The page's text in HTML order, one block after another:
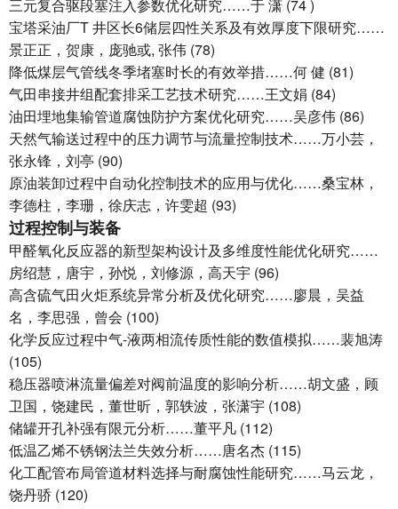
三元复合驱段塞注入参数优化研究……于 潇 (74 )
宝塔采油厂T 井区长6储层四性关系及有效厚度下限研究……
景正正，贺康，庞驰或, 张伟 (78)
降低煤层气管线冬季堵塞时长的有效举措……何 健 (81)
气田串接井组配套排采工艺技术研究……王文娟 (84)
油田埋地集输管道腐蚀防护方案优化研究……吴彦伟 (86)
天然气输送过程中的压力调节与流量控制技术……万小芸，
张永锋，刘亭 (90)
原油装卸过程中自动化控制技术的应用与优化……桑宝林，
李德柱，李珊，徐庆志，许雯超 (93)
过程控制与装备
甲醛氧化反应器的新型架构设计及多维度性能优化研究……
房绍慧，唐宇，孙悦，刘修源，高天宇 (96)
高含硫气田火炬系统异常分析及优化研究……廖晨，吴益
名，李思强，曾会 (100)
化学反应过程中气-液两相流传质性能的数值模拟……裴旭涛
(105)
稳压器喷淋流量偏差对阀前温度的影响分析……胡文盛，顾
卫国，饶建民，董世昕，郭轶波，张潇宇 (108)
储罐开孔补强有限元分析……董平凡 (112)
低温乙烯不锈钢法兰失效分析……唐名杰 (115)
化工配管布局管道材料选择与耐腐蚀性能研究……马云龙，
饶丹骄 (120)